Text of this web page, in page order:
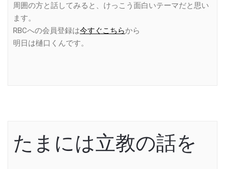
周囲の方と話してみると、けっこう面白いテーマだと思い
ます。
RBCへの会員登録は今すぐこちらから
明日は樋口くんです。
たまには立教の話を